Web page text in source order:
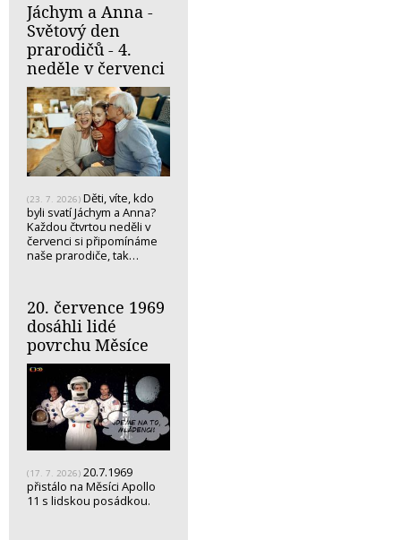
Jáchym a Anna -
Světový den
prarodičů - 4.
neděle v červenci
(23. 7. 2026) Děti, víte, kdo
byli svatí Jáchym a Anna?
Každou čtvrtou neděli v
červenci si připomínáme
naše prarodiče, tak…
20. července 1969
dosáhli lidé
povrchu Měsíce
(17. 7. 2026) 20.7.1969
přistálo na Měsíci Apollo
11 s lidskou posádkou.